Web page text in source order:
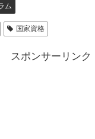
ム
国家資格
スポンサーリンク